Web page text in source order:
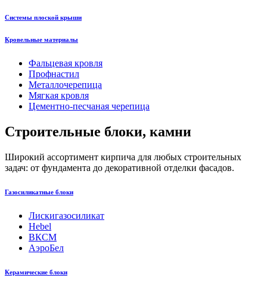
Системы плоской крыши
Кровельные материалы
Фальцевая кровля
Профнастил
Металлочерепица
Мягкая кровля
Цементно-песчаная черепица
Строительные блоки, камни
Широкий ассортимент кирпича для любых строительных
задач: от фундамента до декоративной отделки фасадов.
Газосиликатные блоки
Лискигазосиликат
Hebel
ВКСМ
АэроБел
Керамические блоки